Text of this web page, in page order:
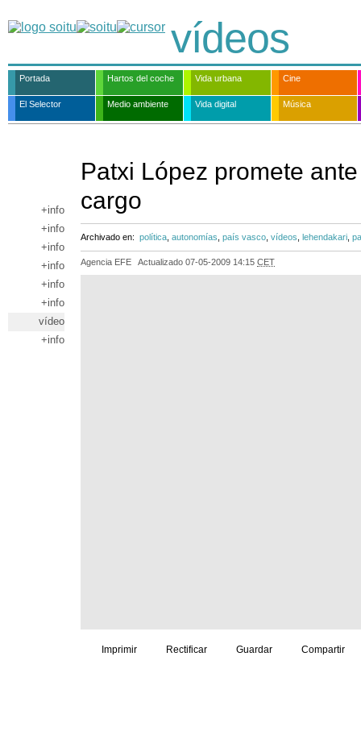
vídeos
Portada Hartos del coche Vida urbana Cine
El Selector Medio ambiente Vida digital Música
+info
+info
+info
+info
+info
+info
vídeo
+info
Patxi López promete
cargo
Archivado en: política autonomías país vasco vídeos lehendakari
Agencia EFE Actualizado 07-05-2009 14:15 CET
Imprimir Rectificar Guardar Compartir